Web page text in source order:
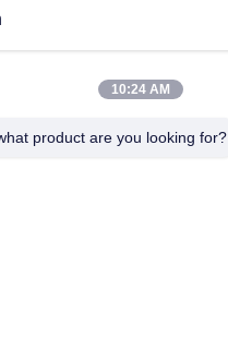
10:24 AM
product are you looking for?